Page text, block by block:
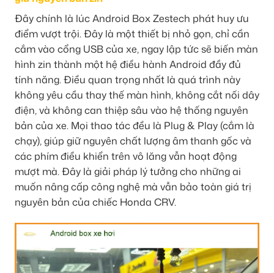
Đây chính là lúc Android Box Zestech phát huy ưu
điểm vượt trội. Đây là một thiết bị nhỏ gọn, chỉ cần
cắm vào cổng USB của xe, ngay lập tức sẽ biến màn
hình zin thành một hệ điều hành Android đầy đủ
tính năng. Điều quan trọng nhất là quá trình này
không yêu cầu thay thế màn hình, không cắt nối dây
điện, và không can thiệp sâu vào hệ thống nguyên
bản của xe. Mọi thao tác đều là Plug & Play (cắm là
chạy), giúp giữ nguyên chất lượng âm thanh gốc và
các phím điều khiển trên vô lăng vẫn hoạt động
mượt mà. Đây là giải pháp lý tưởng cho những ai
muốn nâng cấp công nghệ mà vẫn bảo toàn giá trị
nguyên bản của chiếc Honda CRV.